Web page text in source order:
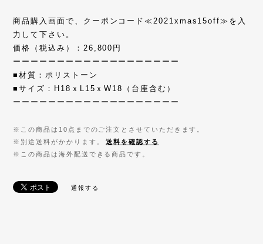
商品購入画面で、クーポンコード≪2021xmas15off≫を入
力して下さい。
価格（税込み）：26,800円
ーーーーーーーーーーーーーーーーーーー
■材質：ポリストーン
■サイズ：H18ｘL15ｘW18（台座含む）
ーーーーーーーーーーーーーーーーーーー
※この商品は10点までのご注文とさせていただきます。
※別途送料がかかります。
送料を確認する
※この商品は海外配送できる商品です。
通報する